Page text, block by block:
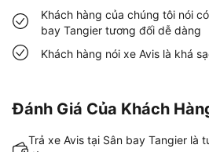
Khách hàng của chúng tôi nói
bay Tangier tương đối dễ dàng
Khách hàng nói xe Avis là khá
Đánh Giá Của Khách
Trả xe Avis tại Sân bay Tangier là